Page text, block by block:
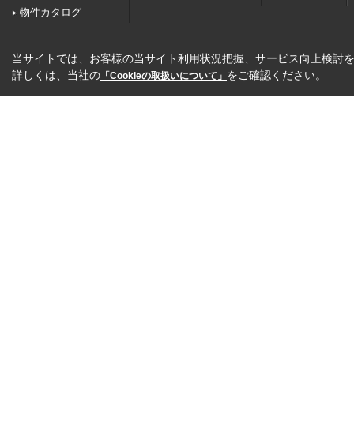
物件カタログ
当サイトでは、お客様の当サイト利用状況把握、サービス向上検討
詳しくは、当社の 「Cookieの取扱いについて」 をご確認ください。